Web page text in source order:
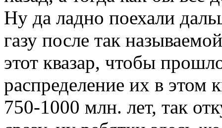
Ну да ладно поехали
газу после так
этот квазар, чтобы
распределение их в этом
750-1000 млн. лет, так